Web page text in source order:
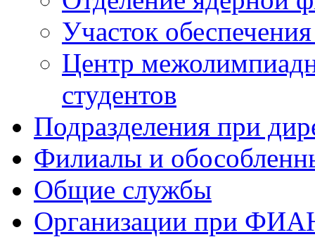
Участок
Центр
студентов
Подразделения при
Филиалы и
Общие службы
Организации при